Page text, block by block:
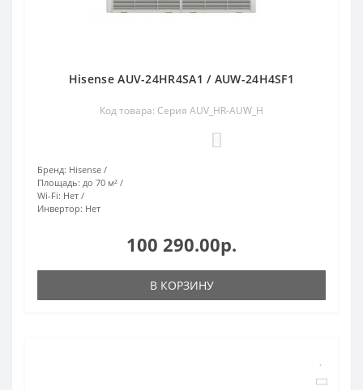
Hisense AUV-24HR4SA1 / AUW-24H4SF1
Код товара: Серия AUV_HR-AUW_H
Бренд: Hisense
Площадь: до 70 м²
Wi-Fi: Нет
Инвертор: Нет
100 290.00р.
В КОРЗИНУ